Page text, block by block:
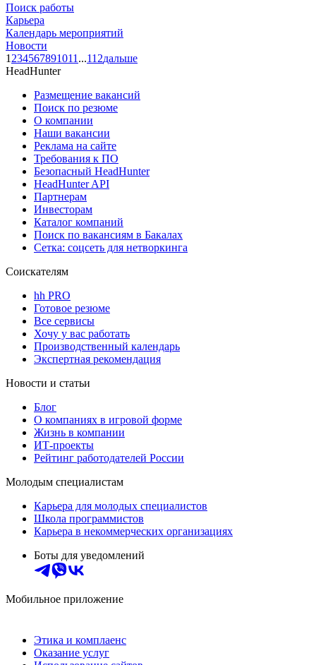
Поиск работы
Карьера
Календарь мероприятий
Новости
1 234567891011 ...112дальше
HeadHunter
Размещение вакансий
Поиск по резюме
О компании
Наши вакансии
Реклама на сайте
Требования к ПО
Безопасный HeadHunter
HeadHunter API
Партнерам
Инвесторам
Каталог компаний
Поиск по вакансиям в Бакалах
Сетка: соцсеть для нетворкинга
Соискателям
hh PRO
Готовое резюме
Все сервисы
Хочу у вас работать
Производственный календарь
Экспертная рекомендация
Новости и статьи
Блог
О компаниях в игровой форме
Жизнь в компании
ИТ-проекты
Рейтинг работодателей России
Молодым специалистам
Карьера для молодых специалистов
Школа программистов
Карьера в некоммерческих организациях
Боты для уведомлений
Мобильное приложение
Этика и комплаенс
Оказание услуг